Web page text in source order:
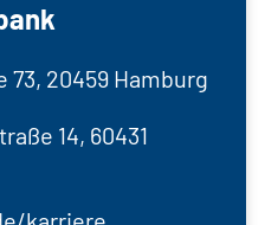
20459 Hamburg
14, 60431